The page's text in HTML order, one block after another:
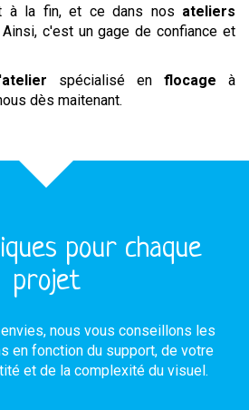
à la fin, et ce dans nos ateliers
Ainsi, c'est un gage de confiance et
atelier spécialisé en flocage à
dès maitenant.
pour chaque
projet
nous vous conseillons les
en fonction du support, de votre
et de la complexité du visuel.